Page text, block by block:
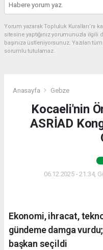
Yorum yazarak Topluluk
sitesine yaptığınız yorumunuzla
başınıza üstleniyorsunuz. Yazılan
sorumlu tutulamaz.
Anasayfa Gebze
Kocaeli'nin
ASRİAD
06.12.2025 - 21:34,
Ekonomi, ihracat,
gündeme damga
başkan seçildi